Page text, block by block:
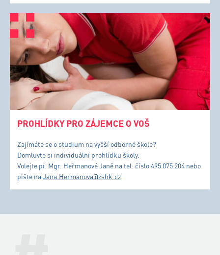
PROHLÍDKY PRO ZÁJEMCE O VOŠ
Zajímáte se o studium na vyšší odborné škole?
Domluvte si individuální prohlídku školy.
Volejte pí. Mgr. Heřmanové Janě na tel. číslo 495 075 204 nebo
pište naJana.Hermanova@zshk.cz